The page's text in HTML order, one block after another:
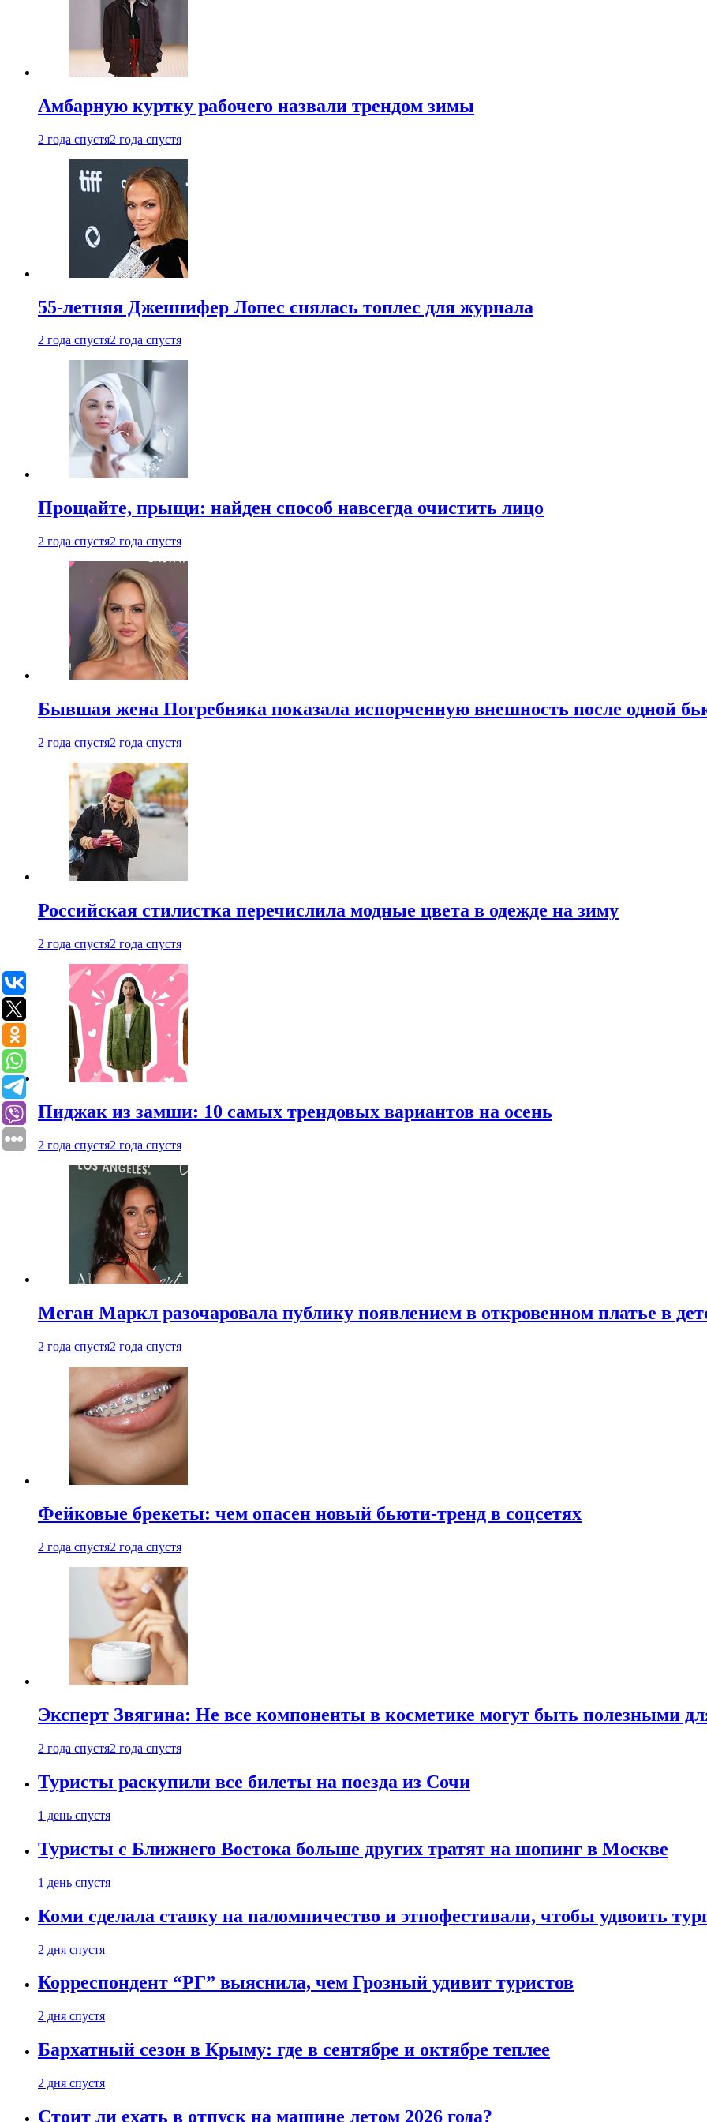
Амбарную куртку рабочего назвали трендом зимы
2 года спустя2 года спустя
55-летняя Дженнифер Лопес снялась топлес для журнала
2 года спустя2 года спустя
Прощайте, прыщи: найден способ навсегда очистить лицо
2 года спустя2 года спустя
Бывшая жена Погребняка показала испорченную внешность после одной
2 года спустя2 года спустя
Российская стилистка перечислила модные цвета в одежде на зиму
2 года спустя2 года спустя
Пиджак из замши: 10 самых трендовых вариантов на осень
2 года спустя2 года спустя
Меган Маркл разочаровала публику появлением в откровенном платье в
2 года спустя2 года спустя
Фейковые брекеты: чем опасен новый бьюти-тренд в соцсетях
2 года спустя2 года спустя
Эксперт Звягина: Не все компоненты в косметике могут быть полезными
2 года спустя2 года спустя
Туристы раскупили все билеты на поезда из Сочи
1 день спустя
Туристы с Ближнего Востока больше других тратят на шопинг в Москве
1 день спустя
Коми сделала ставку на паломничество и этнофестивали, чтобы удвоить
2 дня спустя
Корреспондент “РГ” выяснила, чем Грозный удивит туристов
2 дня спустя
Бархатный сезон в Крыму: где в сентябре и октябре теплее
2 дня спустя
Стоит ли ехать в отпуск на машине летом 2026 года?